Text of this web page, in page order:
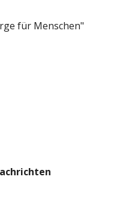
für Menschen"